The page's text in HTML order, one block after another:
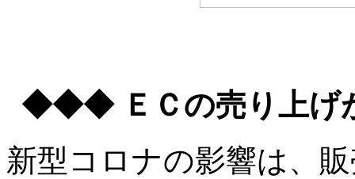
◆◆◆ ＥＣの売り上げ
新型コロナの影響は、